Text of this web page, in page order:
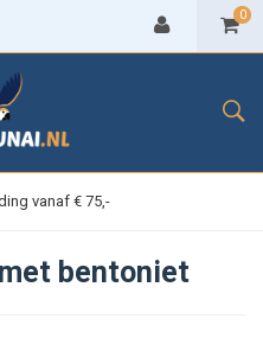
0
vanaf € 75,-
bentoniet